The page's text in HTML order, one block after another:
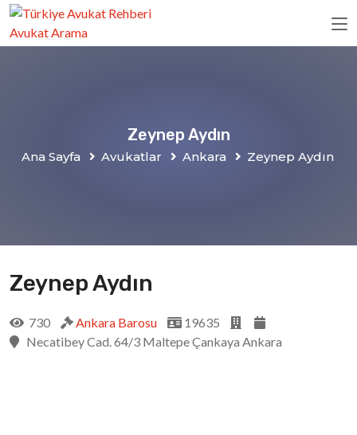
Zeynep Aydın
Ana Sayfa Avukatlar Ankara Zeynep Aydın
Zeynep Aydın
730 Ankara Barosu
19635
Necatibey Cad. 64/3 Maltepe Çankaya Ankara